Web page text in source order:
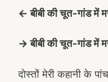
← बीबी की चूत-गांड
→ बीबी की चूत-गांड
दोस्तों मेरी कहानी के